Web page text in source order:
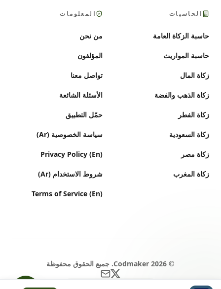
الحاسبات
حاسبة الزكاة العامة
حاسبة المواريث
زكاة المال
زكاة الذهب والفضة
زكاة الفطر
زكاة السعودية
زكاة مصر
زكاة المغرب
المعلومات
من نحن
المؤلفون
تواصل معنا
الأسئلة الشائعة
حمّل التطبيق
سياسة الخصوصية (Ar)
Privacy Policy (En)
شروط الاستخدام (Ar)
Terms of Service (En)
©
2026